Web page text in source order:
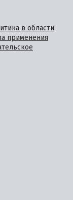
в области
применения